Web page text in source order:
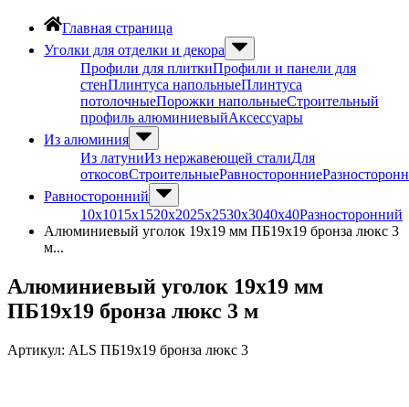
Главная страница
Уголки для отделки и декора
Профили для плиткиПрофили и панели для
стенПлинтуса напольныеПлинтуса
потолочныеПорожки напольныеСтроительный
профиль алюминиевыйАксессуары
Из алюминия
Из латуниИз нержавеющей сталиДля
откосовСтроительныеРавносторонние
Равносторонний
10х1015х1520х2025х2530х3040х40Разносторонний
Алюминиевый уголок 19х19 мм ПБ19х19 бронза люкс 3
м...
Алюминиевый уголок 19х19 мм
ПБ19х19 бронза люкс 3 м
Артикул: ALS ПБ19х19 бронза люкс 3